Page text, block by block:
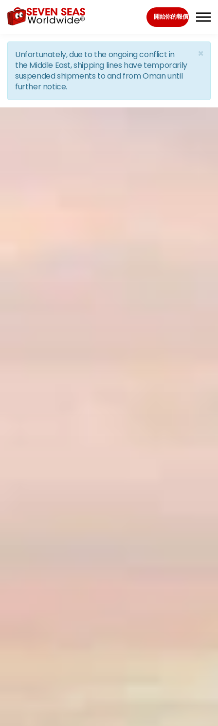
Skip to the content
開始你的報價
×
Unfortunately, due to the ongoing conflict in
the Middle East, shipping lines have temporarily
suspended shipments to and from Oman until
further notice.